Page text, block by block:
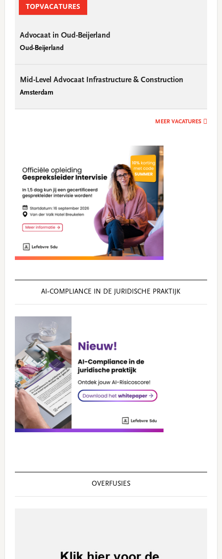
SidebarTOPVACATURES
Advocaat in Oud-Beijerland
Oud-Beijerland
Mid-Level Advocaat Infrastructure & Construction
Amsterdam
MEER VACATURES
AI‑COMPLIANCE IN DE JURIDISCHE PRAKTIJK
OVERFUSIES